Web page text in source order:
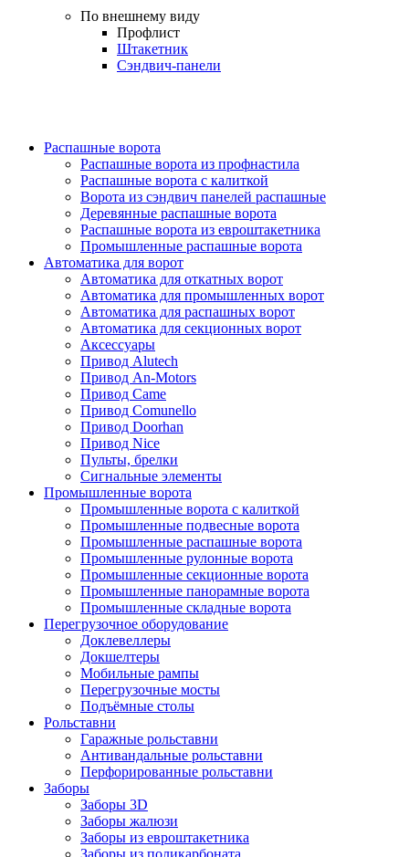
По внешнему виду
Профлист
Штакетник
Сэндвич-панели
Распашные ворота
Распашные ворота из профнастила
Распашные ворота с калиткой
Ворота из сэндвич панелей распашные
Деревянные распашные ворота
Распашные ворота из евроштакетника
Промышленные распашные ворота
Автоматика для ворот
Автоматика для откатных ворот
Автоматика для промышленных ворот
Автоматика для распашных ворот
Автоматика для секционных ворот
Аксессуары
Привод Alutech
Привод An-Motors
Привод Came
Привод Comunello
Привод Doorhan
Привод Nice
Пульты, брелки
Сигнальные элементы
Промышленные ворота
Промышленные ворота с калиткой
Промышленные подвесные ворота
Промышленные распашные ворота
Промышленные рулонные ворота
Промышленные секционные ворота
Промышленные панорамные ворота
Промышленные складные ворота
Перегрузочное оборудование
Доклевеллеры
Докшелтеры
Мобильные рампы
Перегрузочные мосты
Подъёмные столы
Рольставни
Гаражные рольставни
Антивандальные рольставни
Перфорированные рольставни
Заборы
Заборы 3D
Заборы жалюзи
Заборы из евроштакетника
Заборы из поликарбоната